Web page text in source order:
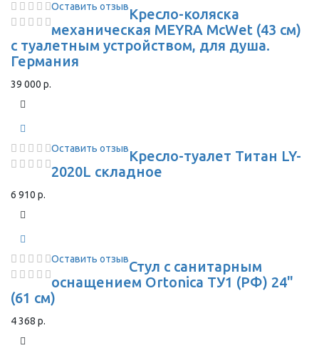
Оставить отзывКресло-коляска
механическая MEYRA McWet (43 см)
с туалетным устройством, для душа.
Германия
39 000 р.
Оставить отзывКресло-туалет Титан LY-
2020L складное
6 910 р.
Оставить отзывСтул с санитарным
оснащением Ortonica ТУ1 (РФ) 24"
(61 см)
4 368 р.